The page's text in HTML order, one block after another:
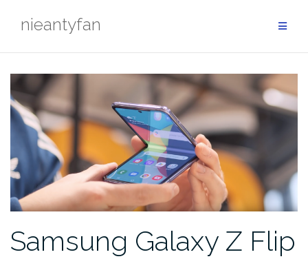
nieantyfan
Samsung Galaxy Z Flip